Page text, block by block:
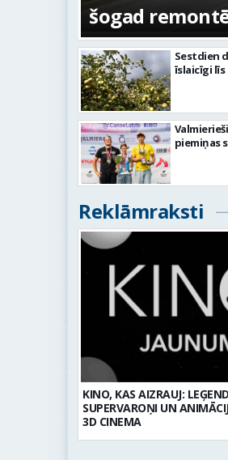
šogad remontēs
Sestdien
īslaicīgi līs
piemiņas
Reklāmraksti
KINO, KAS AIZRAUJ:
SUPERVAROŅI UN
3D CINEMA